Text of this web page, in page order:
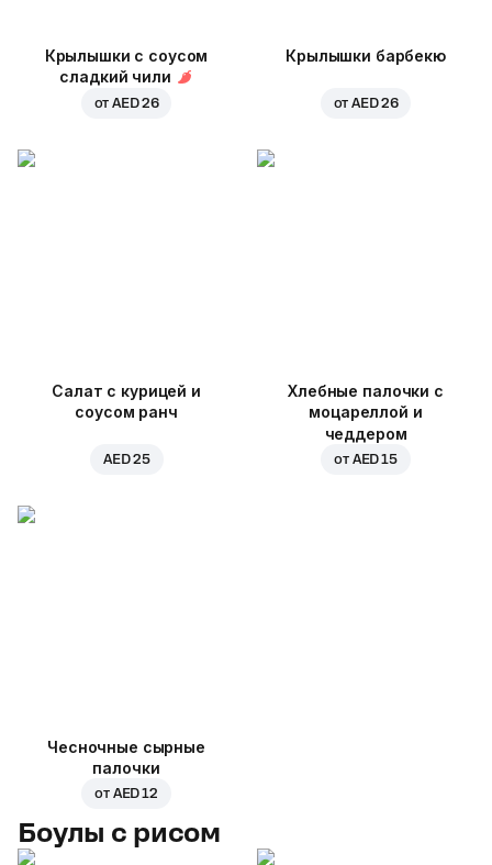
Крылышки с соусом
сладкий чили
отAED 26
Крылышки барбекю
отAED 26
Салат с курицей и
соусом ранч
AED 25
Хлебные палочки с
моцареллой и
чеддером
от AED 15
Чесночные сырные
палочки
от AED 12
Боулы с рисом